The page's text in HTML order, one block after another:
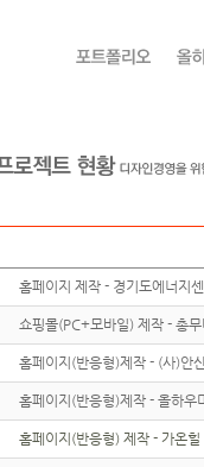
홈페이지 제작 - 경기도에너지
쇼핑몰(PC+모바일) 제작 - 총
홈페이지(반응형)제작 - (사)안
홈페이지(반응형)제작 - 올하우
홈페이지(반응형) 제작 - 가온힐